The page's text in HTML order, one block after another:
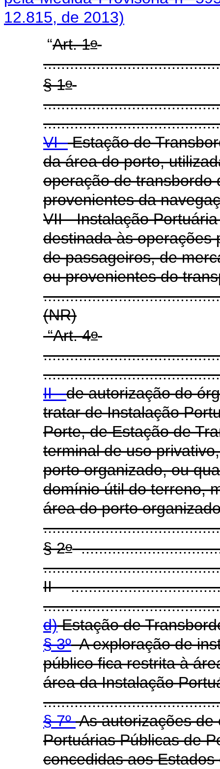
12.815, de 2013)
“Art. 1o
§ 1o
VI -Estação de
da área do porto,
operação de transbordo
provenientes da
VII - Instalação
destinada às operações
de passageiros, de
ou provenientes do
(NR)
“Art. 4o
II -de autorização do
tratar de Instalação
Porte, de Estação de
terminal de uso
porto organizado, ou
domínio útil do terreno,
área do porto
§ 2o
II -
d)Estação de
§ 3ºA exploração de
público fica restrita à
área da Instalação
§ 7ºAs autorizações de
Portuárias Públicas de
concedidas aos